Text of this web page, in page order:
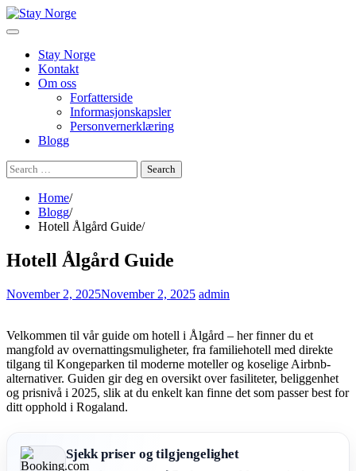
Skip
to
Stay Norge
Kontakt
Om oss
Forfatterside
Informasjonskapsler
Personvernerklæring
Blogg
Search
for:
Home
Blogg
Hotell Ålgård Guide
Hotell Ålgård Guide
November 2, 2025November 2, 2025 admin
Velkommen til vår guide om hotell i Ålgård – her finner du et
mangfold av overnattingsmuligheter, fra familiehotell med direkte
tilgang til Kongeparken til moderne moteller og koselige Airbnb-
alternativer. Guiden gir deg en oversikt over fasiliteter, beliggenhet
og prisnivå i 2025, slik at du enkelt kan finne det som passer best for
ditt opphold i Rogaland.
Sjekk priser og tilgjengelighet